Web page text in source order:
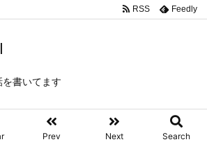
書いてます
Prev Next Search
RSS Feedly